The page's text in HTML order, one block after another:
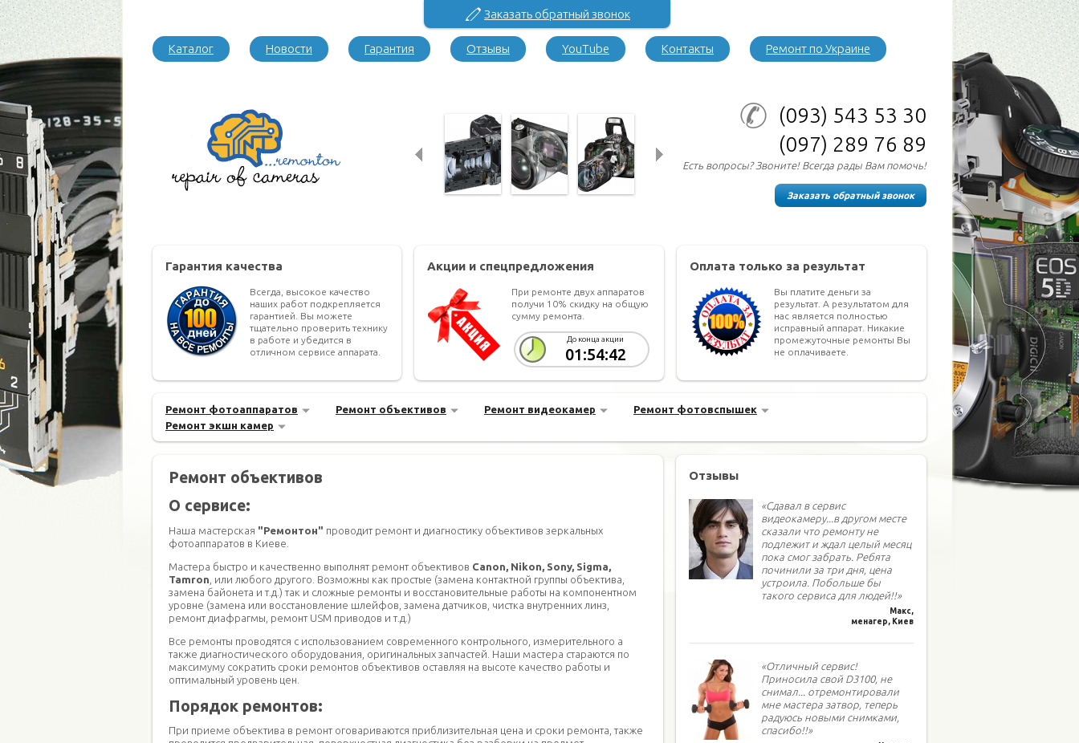
Каталог Новости Гарантия Отзывы YouTube Контакты Ремонт по Украине
(093) 543 53 30
(097) 289 76 89
Есть вопросы? Звоните! Всегда рады Вам помочь!
Заказать обратный звонок
Гарантия качества
Всегда, высокое качество
наших работ подкрепляется
гарантией. Вы можете
тщательно проверить технику
в работе и убедится в
отличном сервисе аппарата.
Акции и спецпредложения
При ремонте двух аппаратов
получи 10% скидку на общую
сумму ремонта.
До конца акции
01:54:41
Оплата только за результат
Вы платите деньги за
результат. А результатом для
нас является полностью
исправный аппарат. Никакие
промежуточные ремонты Вы
не оплачиваете.
Ремонт фотоаппаратов Ремонт объективов Ремонт видеокамер
Ремонт фотовспышек
Ремонт экшн камер
Отзывы
«Сдавал в сервис
видеокамеру...в другом месте
сказали что ремонту не
подлежит и ждал целый месяц
пока смог забрать. Ребята
починили за три дня, цена
устроила. Побольше бы
такого сервиса для людей!!»
Макс,
менагер, Киев
«Отличный сервис!
Приносила свой D3100, не
снимал... отремонтировали
мне мастера затвор, теперь
радуюсь новыми снимками,
спасибо!!»
Ремонт объективов
О сервисе:
Наша мастерская "Ремонтон" проводит ремонт и диагностику объективов зеркальных
фотоаппаратов в Киеве.
Мастера быстро и качественно выполнят ремонт объективов Canon, Nikon, Sony, Sigma,
Tamron , или любого другого. Возможны как простые (замена контактной группы объектива,
замена байонета и т.д.) так и сложные ремонты и восстановительные работы на компонентном
уровне (замена или восстановление шлейфов, замена датчиков, чистка внутренних линз,
ремонт диафрагмы, ремонт USM приводов и т.д.)
Все ремонты проводятся с использованием современного контрольного, измерительного а
также диагностического оборудования, оригинальных запчастей. Наши мастера стараются по
максимуму сократить сроки ремонтов объективов оставляя на высоте качество работы и
оптимальный уровень цен.
Порядок ремонтов:
При приеме объектива в ремонт оговариваются приблизительная цена и сроки ремонта, также
Заказать обратный звонок